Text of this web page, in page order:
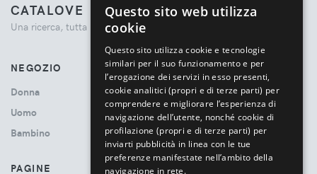
CATALOVE
Una ricerca, tutta la moda.
NEGOZIO
Donna
Uomo
Bambino
PAGINE
Questo sito web utilizza
cookie
Questo sito utilizza cookie e tecnologie
similari per il suo funzionamento e per
l’erogazione dei servizi in esso presenti,
cookie analitici (propri e di terze parti) per
comprendere e migliorare l’esperienza di
navigazione dell’utente, nonché cookie di
profilazione (propri e di terze parti) per
inviarti pubblicità in linea con le tue
preferenze manifestate nell’ambito della
navigazione in rete.